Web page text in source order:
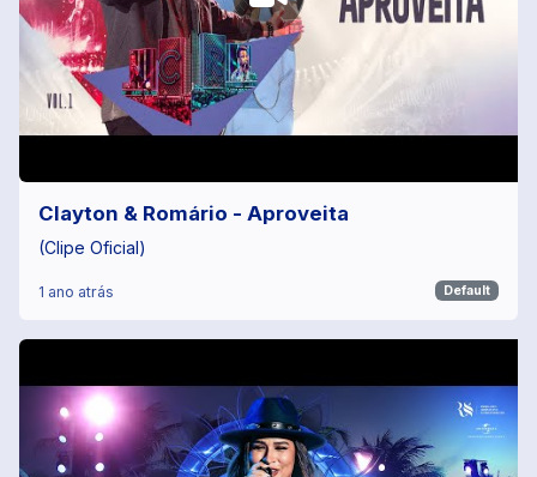
Clayton & Romário - Aproveita
(Clipe Oficial)
1 ano atrás Default